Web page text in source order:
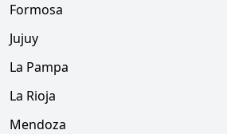
Formosa
Jujuy
La Pampa
La Rioja
Mendoza